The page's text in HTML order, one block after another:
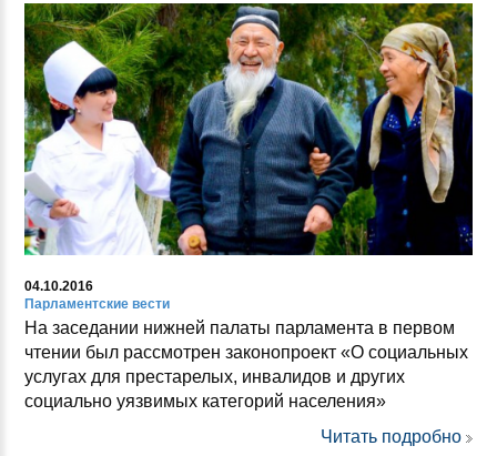
04.10.2016
Парламентские вести
На заседании нижней палаты парламента в первом
чтении был рассмотрен законопроект «О социальных
услугах для престарелых, инвалидов и других
социально уязвимых категорий населения»
Читать подробно